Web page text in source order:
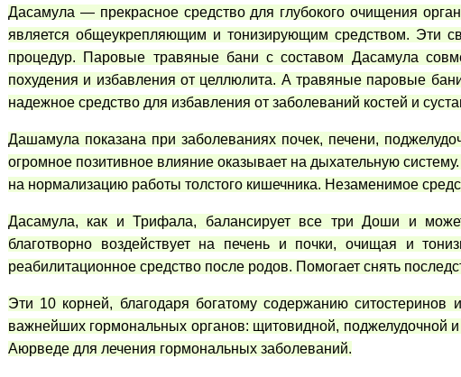
Дасамула — прекрасное средство для глубокого очищения
является общеукрепляющим и тонизирующим средством. Эти
процедур. Паровые травяные бани с составом Дасамула
похудения и избавления от целлюлита. А травяные паровые
надежное средство для избавления от заболеваний костей и
Дашамула показана при заболеваниях почек, печени,
огромное позитивное влияние оказывает на дыхательную
на нормализацию работы толстого кишечника. Незаменимое
Дасамула, как и Трифала, балансирует все три Доши и
благотворно воздействует на печень и почки, очищая и
реабилитационное средство после родов. Помогает снять
Эти 10 корней, благодаря богатому содержанию ситостеринов
важнейших гормональных органов: щитовидной, поджелудочной
Аюрведе для лечения гормональных заболеваний.